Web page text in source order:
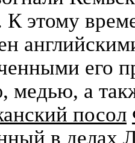
К этому
его
медью, а
посол
в делах